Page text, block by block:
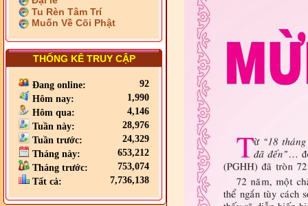
Tu Rèn Tâm Trí
Muốn Về Cõi Phật
THỐNG KÊ TRUY CẬP
Đang online:
92
Hôm nay:
1,990
Hôm qua:
4,146
Tuần này:
28,976
Tuần trước:
24,329
Tháng này:
653,212
Tháng trước:
753,074
Tất cả:
7,736,138